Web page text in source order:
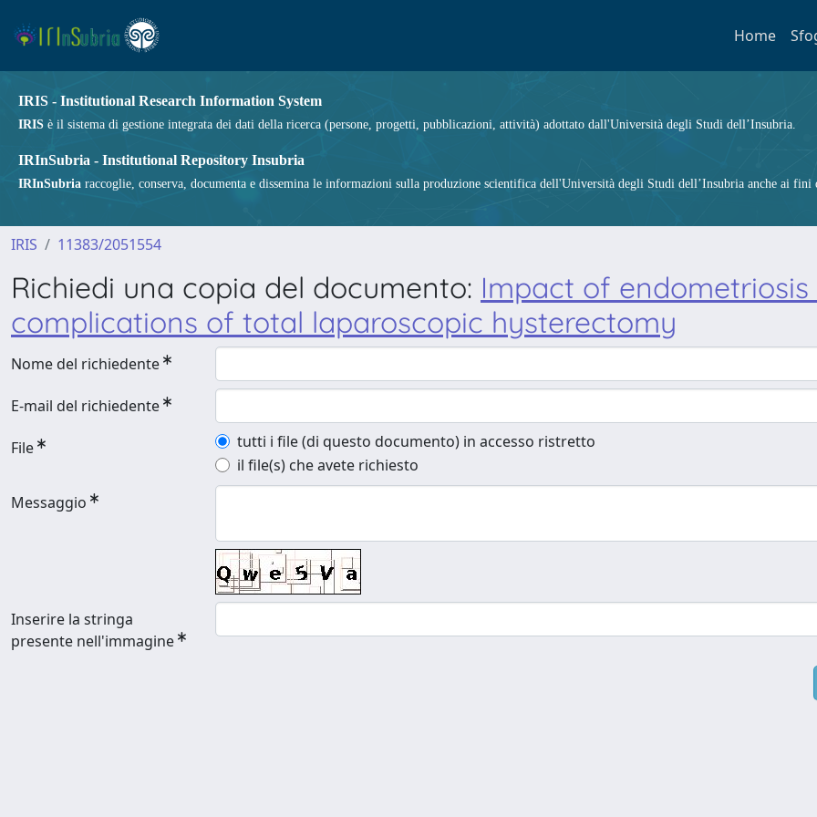
Home
IRIS - Institutional Research Information System
IRIS è il sistema di gestione integrata dei dati della ricerca (persone, progetti, pubblicazioni, attività) adottato dall'Università degli Studi dell’Insubria.
IRInSubria - Institutional Repository Insubria
IRInSubria raccoglie, conserva, documenta e dissemina le informazioni sulla produzione scientifica dell'Università degli Studi dell’Insubria anche ai fini
IRIS 11383/2051554
Richiedi una copia del documento: Impact of
complications of total laparoscopic hysterectomy
Nome del richiedente
E-mail del richiedente
File
tutti i file (di questo documento) in accesso ristretto
il file(s) che avete richiesto
Messaggio
Inserire la stringa
presente nell'immagine